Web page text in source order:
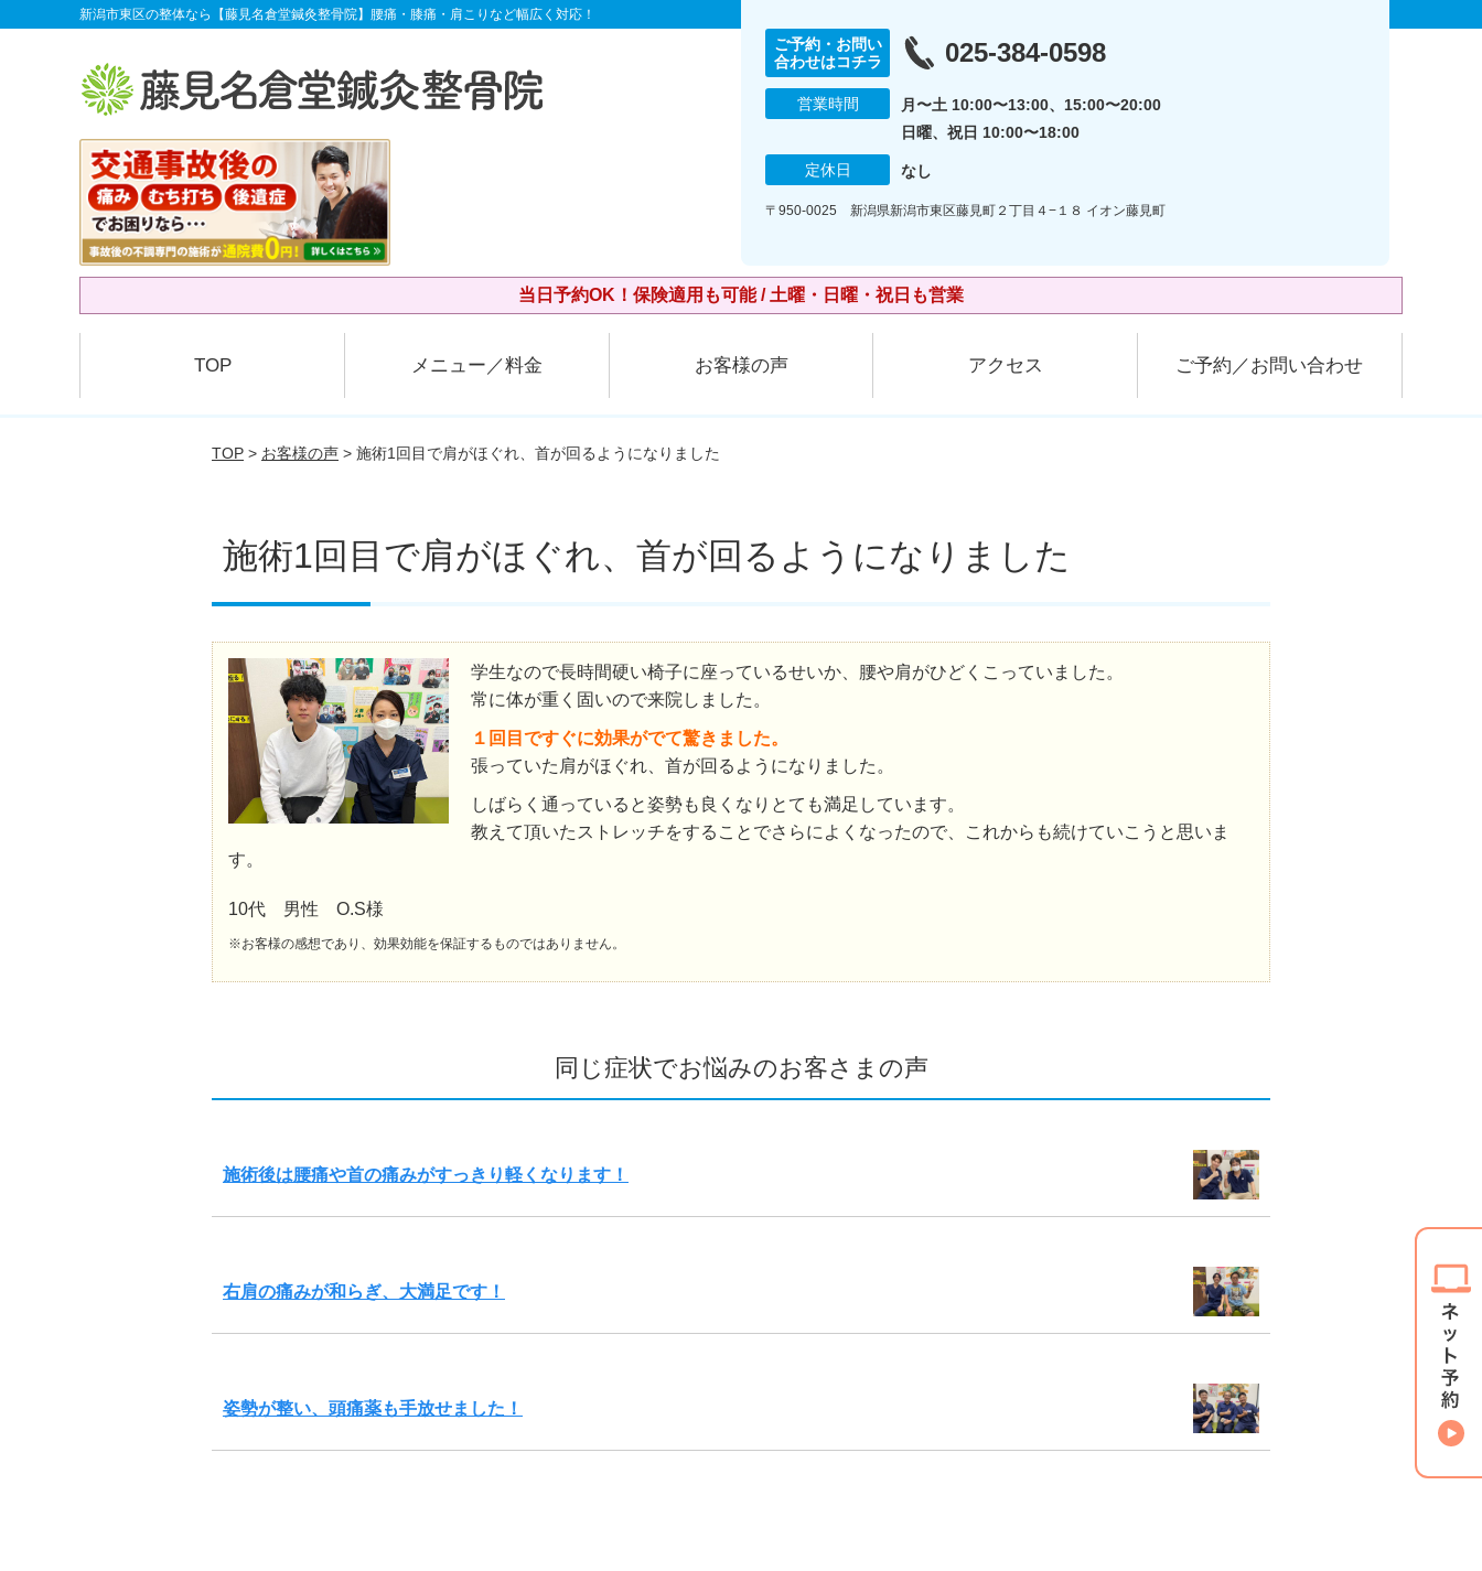
新潟市東区の整体なら【藤見名倉堂鍼灸整骨院】腰痛・膝痛・肩こりなど幅広く対応！
ご予約・お問い
合わせはコチラ
025-384-0598
営業時間
月〜土 10:00〜13:00、15:00〜20:00
日曜、祝日 10:00〜18:00
定休日 なし
〒950-0025 新潟県新潟市東区藤見町２丁目４−１８ イオン藤見町
当日予約OK！保険適用も可能 / 土曜・日曜・祝日も営業
TOP メニュー／料金 お客様の声 アクセス ご予約／お問い合わせ
TOP > お客様の声 > 施術1回目で肩がほぐれ、首が回るようになりました
施術1回目で肩がほぐれ、首が回るようになりました
学生なので長時間硬い椅子に座っているせいか、腰や肩がひどくこっていました。
常に体が重く固いので来院しました。
１回目ですぐに効果がでて驚きました。
張っていた肩がほぐれ、首が回るようになりました。
しばらく通っていると姿勢も良くなりとても満足しています。
教えて頂いたストレッチをすることでさらによくなったので、これからも続けていこうと思いま
す。
10代 男性 O.S様
※お客様の感想であり、効果効能を保証するものではありません。
同じ症状でお悩みのお客さまの声
施術後は腰痛や首の痛みがすっきり軽くなります！
右肩の痛みが和らぎ、大満足です！
姿勢が整い、頭痛薬も手放せました！